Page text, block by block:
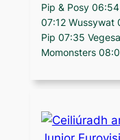
Pip & Posy
07:12 Wussywat
Pip 07:35
Momonsters